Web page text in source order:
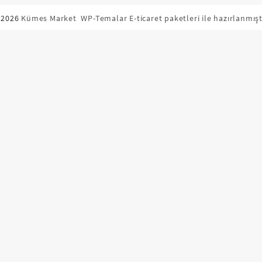
Kümes Market WP-Temalar E-ticaret paketleri ile